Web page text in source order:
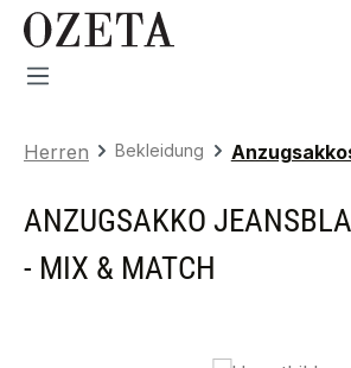
Zum Hauptinhalt springen
Herren Bekleidung
ANZUGSAKKO
- MIX & MATCH